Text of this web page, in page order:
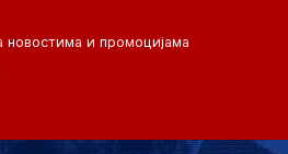
и промоцијама